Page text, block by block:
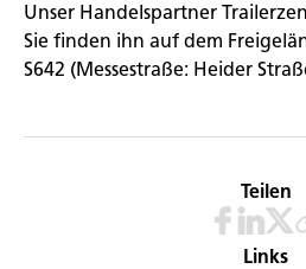
Unser Handelspartner
Sie finden ihn auf dem
S642 (Messestraße: Heider
Teilen
Links